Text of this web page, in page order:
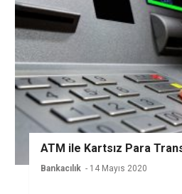
ATM ile Kartsız Para
Bankacılık - 14 Mayıs 2020